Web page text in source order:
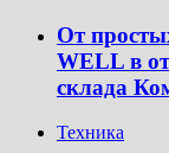
От
WELL в
склада
Техника